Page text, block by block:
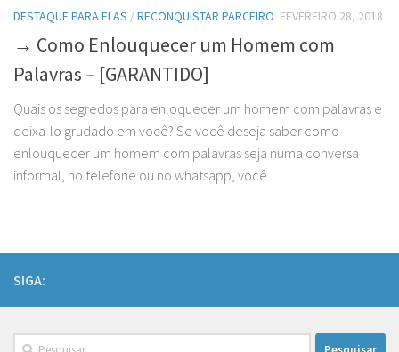
DESTAQUE PARA ELAS /RECONQUISTAR PARCEIRO FEVEREIRO 28, 2018
→ Como Enlouquecer um Homem com
Palavras – [GARANTIDO]
Quais os segredos para enloquecer um homem com palavras e
deixa-lo grudado em você? Se você deseja saber como
enlouquecer um homem com palavras seja numa conversa
informal, no telefone ou no whatsapp, você...
SIGA:
Pesquisar